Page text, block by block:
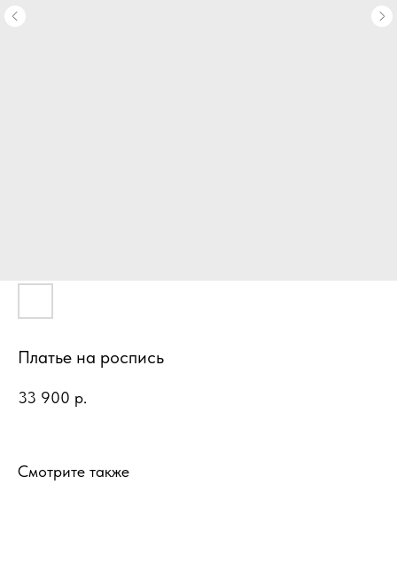
Платье на роспись
33 900 р.
Смотрите также